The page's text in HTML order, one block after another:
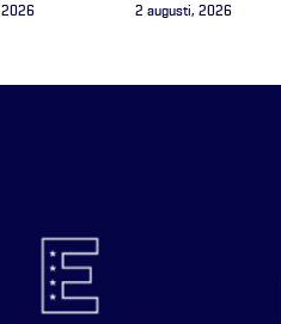
2 augusti, 2026